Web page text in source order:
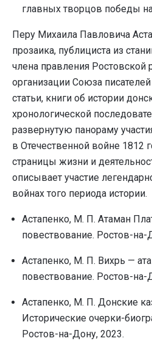
главных творцов победы
Перу Михаила Павловича
прозаика, публициста из
члена правления Ростовской
организации Союза
статьи, книги об истории
хронологической
развернутую панораму
в Отечественной войне 1812
страницы жизни и
описывает участие
войнах того периода истории.
Астапенко, М. П. Атаман
повествование. Ростов-на-
Астапенко, М. П. Вихрь —
повествование. Ростов-на-
Астапенко, М. П. Донские
Исторические очерки-
Ростов-на-Дону, 2023.